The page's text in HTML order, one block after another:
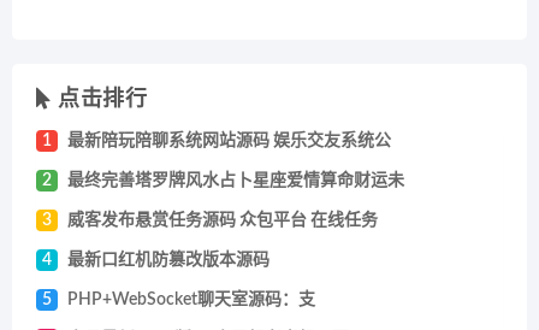
点击排行
1 最新陪玩陪聊系统网站源码 娱乐交友系统公
2 最终完善塔罗牌风水占卜星座爱情算命财运未
3 威客发布悬赏任务源码 众包平台 在线任务
4 最新口红机防篡改版本源码
5 PHP+WebSocket聊天室源码：支